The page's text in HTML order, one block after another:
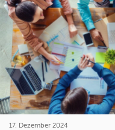
17. Dezember 2024